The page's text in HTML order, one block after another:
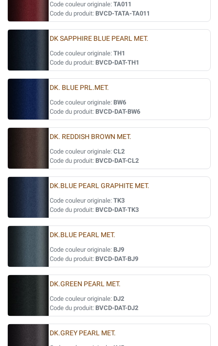
Code couleur originale: TA011
Code du produit: BVCD-TATA-TA011
DK SAPPHIRE BLUE PEARL MET.
Code couleur originale: TH1
Code du produit: BVCD-DAT-TH1
DK. BLUE PRL.MET.
Code couleur originale: BW6
Code du produit: BVCD-DAT-BW6
DK. REDDISH BROWN MET.
Code couleur originale: CL2
Code du produit: BVCD-DAT-CL2
DK.BLUE PEARL GRAPHITE MET.
Code couleur originale: TK3
Code du produit: BVCD-DAT-TK3
DK.BLUE PEARL MET.
Code couleur originale: BJ9
Code du produit: BVCD-DAT-BJ9
DK.GREEN PEARL MET.
Code couleur originale: DJ2
Code du produit: BVCD-DAT-DJ2
DK.GREY PEARL MET.